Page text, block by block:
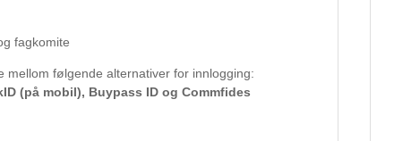
fagkomite
mellom følgende alternativer for innlogging:
(på mobil), Buypass ID og Commfides